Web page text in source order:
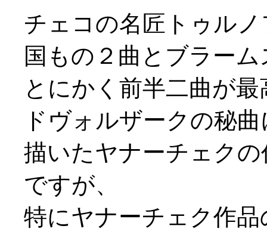
チェコの名匠トゥル
国もの２曲とブラーム
とにかく前半二曲が
ドヴォルザークの秘
描いたヤナーチェク
ですが、
特にヤナーチェク作